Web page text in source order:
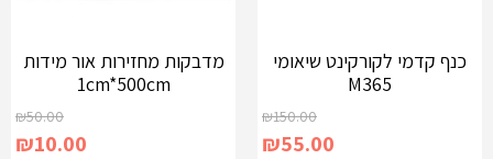
כנף קדמי לקורקינט שיאומי
M365
₪150.00
₪55.00
מדבקות מחזירות אור מידות
1cm*500cm
₪50.00
₪10.00